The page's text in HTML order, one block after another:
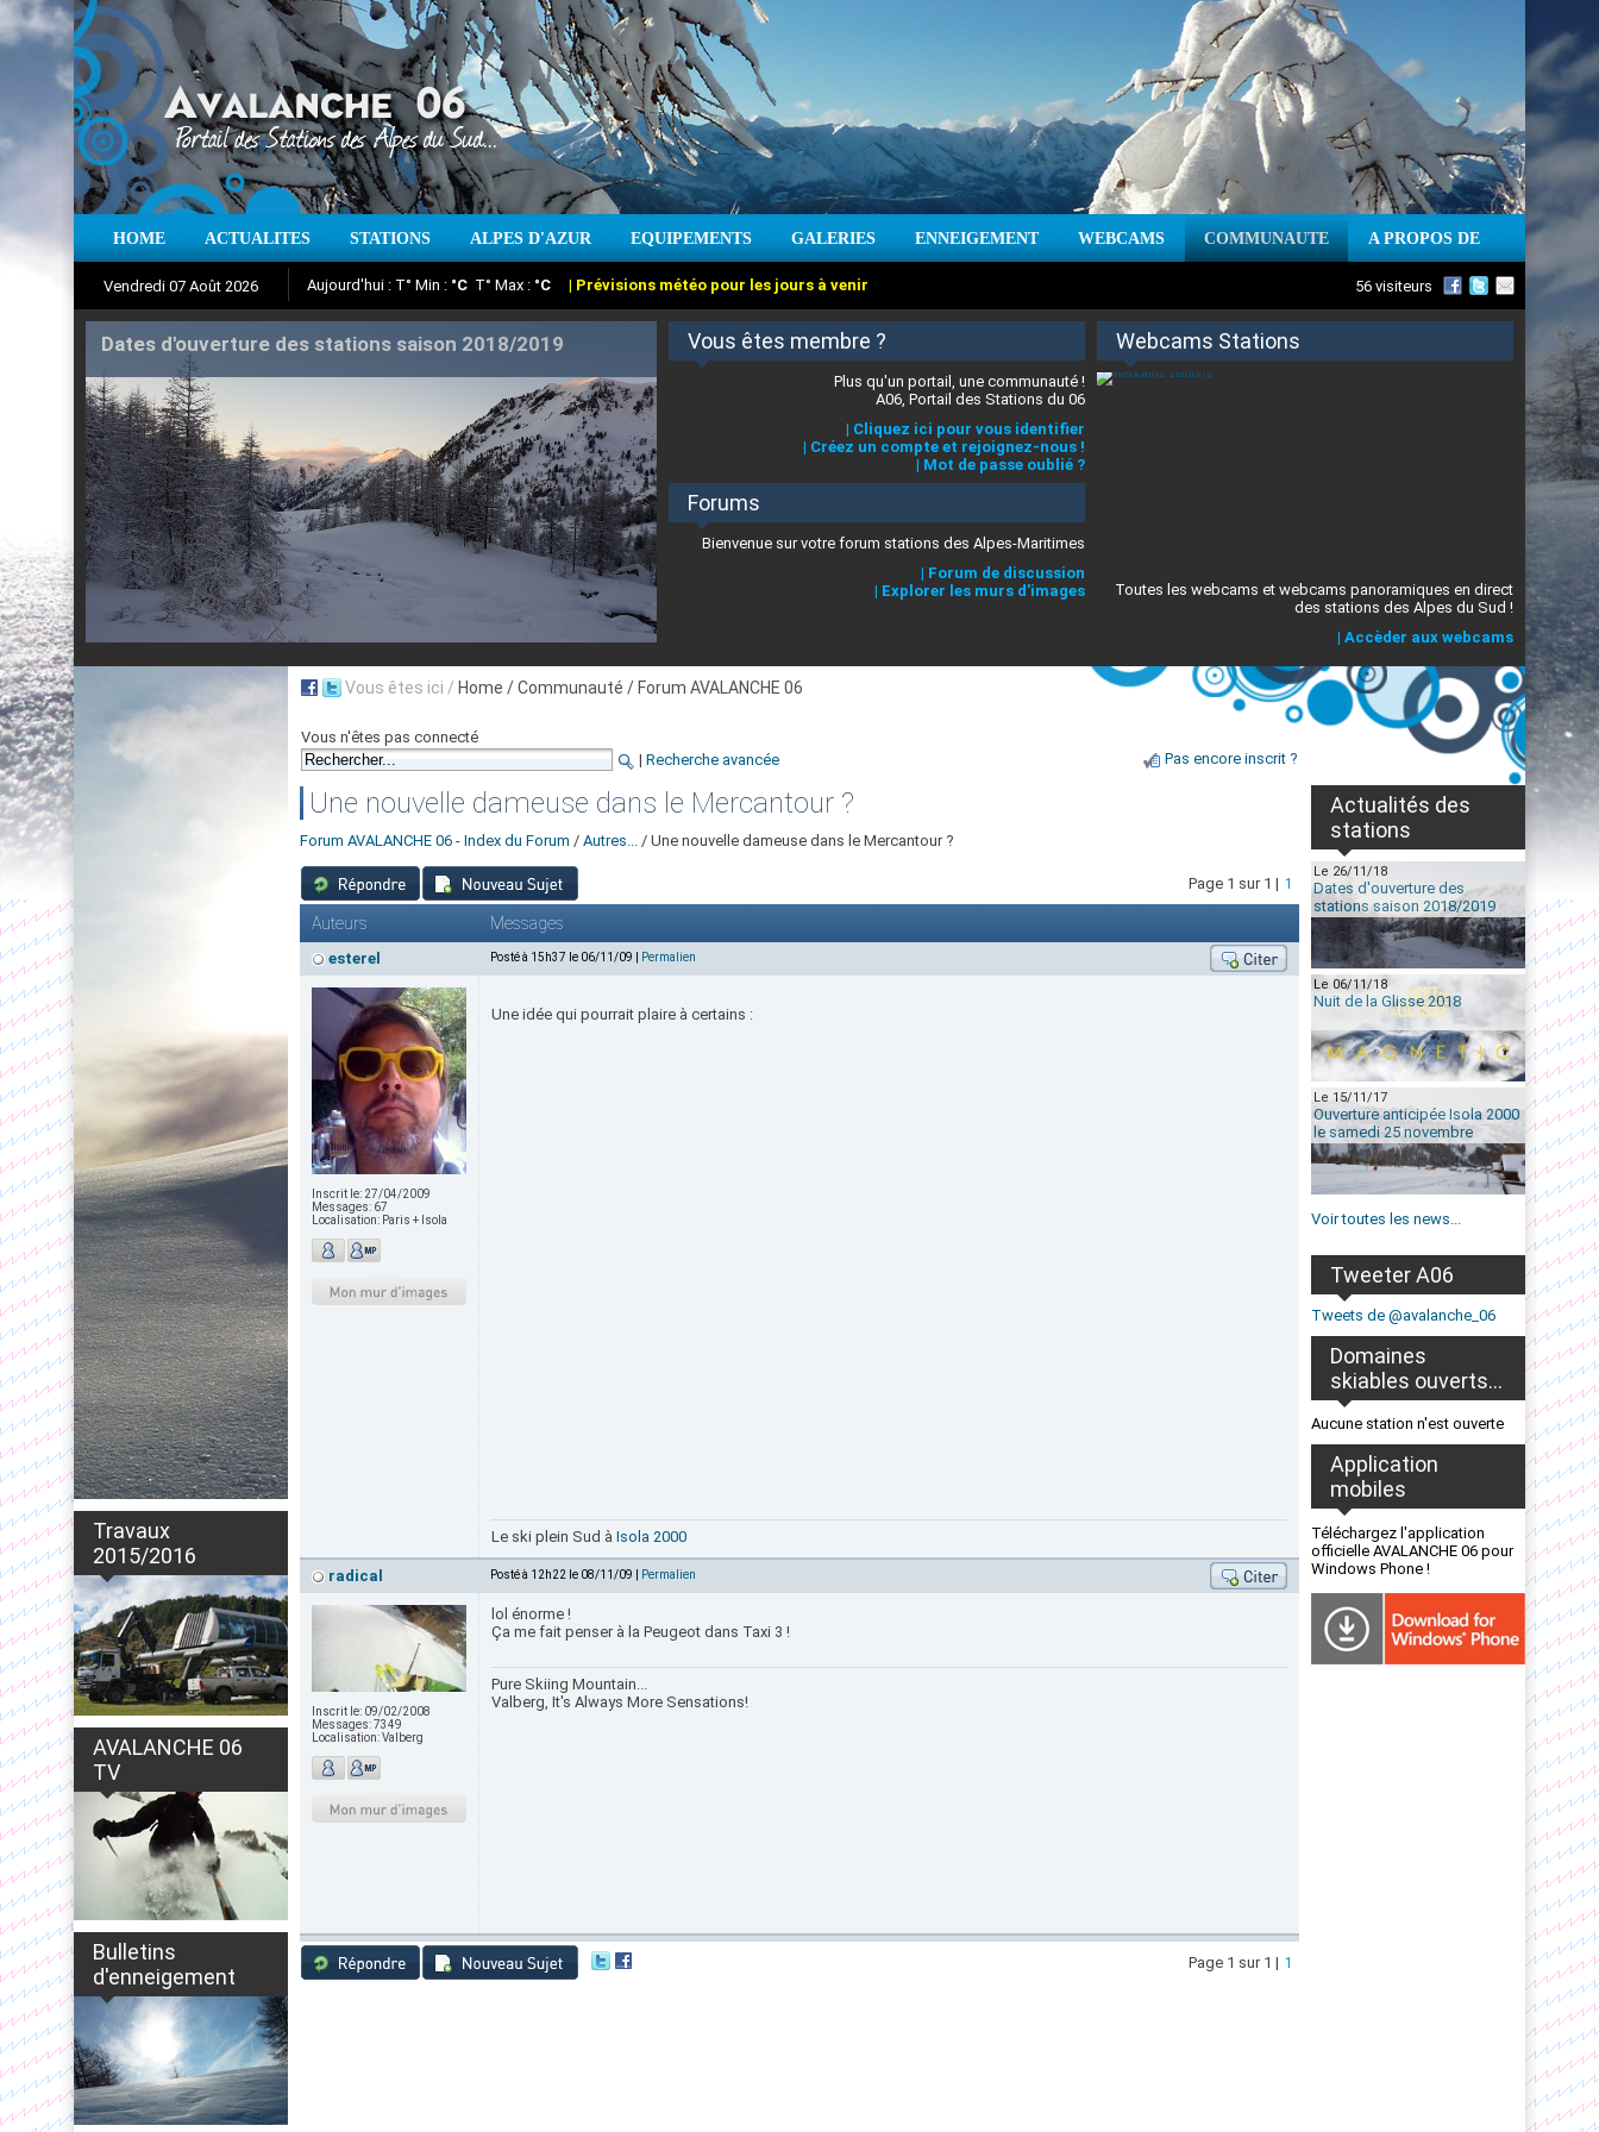
HOME ACTUALITES STATIONS ALPES D'AZUR EQUIPEMENTS GALERIES ENNEIGEMENT WEBCAMS COMMUNAUTE A PROPOS DE
Vendredi 07 Août 2026
Aujourd'hui : T° Min : °CT° Max :°C |Prévisions météo pour les jours à venir
Iso à 0° :mNeige sur 12 heures :cmVent : |Prévisions météo pour les jours à venir
Suivez en direct l'actualité des stations des Alpes-Maritimes
56 visiteurs
Vous êtes membre ?
Plus qu'un portail, une communauté !
A06, Portail des Stations du 06
| Cliquez ici pour vous identifier
| Créez un compte et rejoignez-nous !
| Mot de passe oublié ?
Forums
Bienvenue sur votre forum stations des Alpes-Maritimes
| Forum de discussion
| Explorer les murs d'images
Webcams Stations
Toutes les webcams et webcams panoramiques en direct
des stations des Alpes du Sud !
| Accèder aux webcams
Travaux
2015/2016
AVALANCHE 06
TV
Bulletins
d'enneigement
Vous êtes ici / Home / Communauté / Forum AVALANCHE 06
Vous n'êtes pas connecté
| Recherche avancée Pas encore inscrit ?
Une nouvelle dameuse dans le Mercantour ?
Forum AVALANCHE 06 - Index du Forum / Autres... / Une nouvelle dameuse dans le Mercantour ?
Page 1 sur 1 | 1
Auteurs Messages
esterel Posté à 15h37 le 06/11/09 | Permalien
Inscrit le: 27/04/2009
Messages: 67
Localisation: Paris + Isola
Une idée qui pourrait plaire à certains :
Le ski plein Sud à Isola 2000
radical Posté à 12h22 le 08/11/09 | Permalien
Inscrit le: 09/02/2008
Messages:7349
Localisation:Valberg
lol énorme !
Ça me fait penser à la Peugeot dans Taxi 3 !
Pure Skiing Mountain...
Valberg, It's Always More Sensations!
Page 1 sur 1 | 1
Actualités des
stations
Le 26/11/18
Dates d'ouverture des
stations saison 2018/2019
Le 06/11/18
Nuit de la Glisse 2018
Le 15/11/17
Ouverture anticipée Isola 2000
le samedi 25 novembre
Voir toutes les news...
Tweeter A06
Tweets de @avalanche_06
Domaines
skiables ouverts...
Aucune station n'est ouverte
Application
mobiles
Téléchargez l'application
officielle AVALANCHE 06 pour
Windows Phone !